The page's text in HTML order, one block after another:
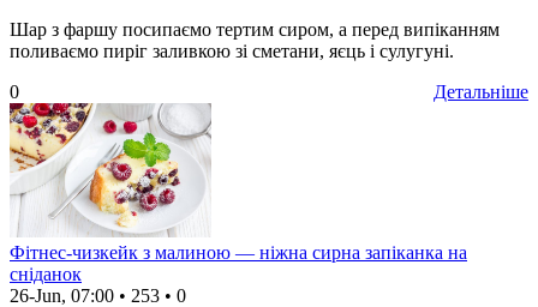
Шар з фаршу посипаємо тертим сиром, а перед випіканням
поливаємо пиріг заливкою зі сметани, яєць і сулугуні.
Детальніше
0
Фітнес-чизкейк з малиною — ніжна сирна запіканка на
сніданок
26-Jun, 07:00 • 253 • 0